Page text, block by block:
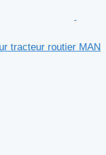
tracteur routier MAN